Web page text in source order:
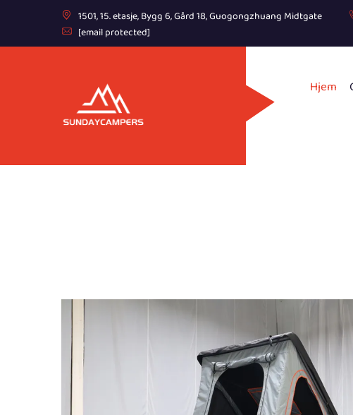
1501, 15. etasje, Bygg 6, Gård 18, Guogongzhuang Midtgate
[email protected]
Hjem